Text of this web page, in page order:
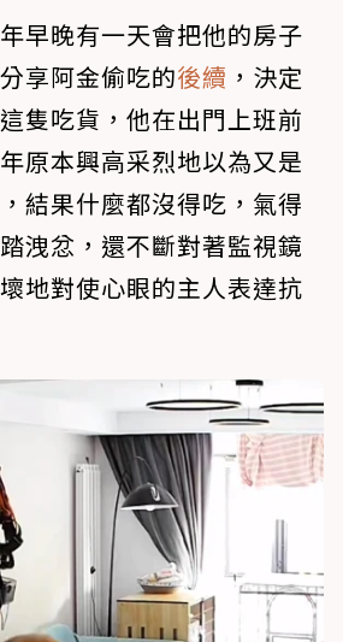
早晚有一天會把他的房子
享阿金偷吃的後續 ，決定
隻吃貨，他在出門上班前
原本興高采烈地以為又是
結果什麼都沒得吃，氣得
洩忿，還不斷對著監視鏡
地對使心眼的主人表達抗